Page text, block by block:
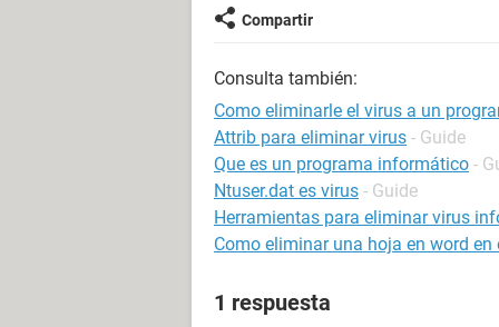
Compartir
Consulta también:
Como eliminarle el virus a un
Attrib para eliminar virus - Guide
Que es un programa informático -
Ntuser.dat es virus - Guide
Herramientas para eliminar virus
Como eliminar una hoja en word en
1 respuesta